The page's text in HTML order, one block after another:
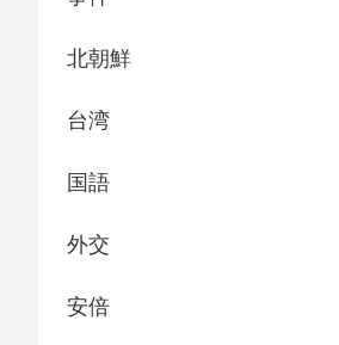
北朝鮮
台湾
国語
外交
安倍